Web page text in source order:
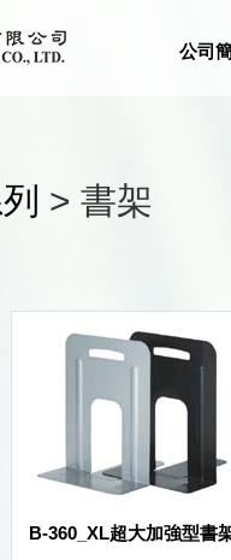
公司
> 書架
B-360_XL超大加強型書